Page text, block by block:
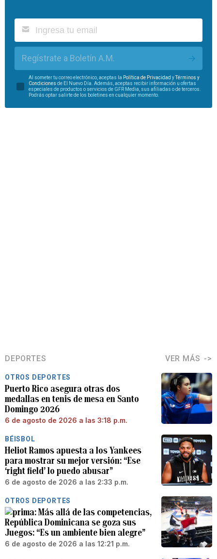
Regístrate a Boletín A.M.
Al someter tu correo electrónico, aceptas la Política de Privacidad yTérminos y
Condiciones de El Nuevo Día. Además, aceptas recibir información u ofertas
especiales de productos o servicios de GFR Media, sus afiliadas o de terceros.
Podrás optar salirte de los boletines en cualquier momento.
DEPORTES VER MÁS
OTROS DEPORTES
Puerto Rico asegura otras dos
medallas en tenis de mesa en Santo
Domingo 2026
6 de agosto de 2026 a las 3:18 p.m.
BÉISBOL
Heliot Ramos apuesta a los Yankees
para mostrar su mejor versión: “Ese
‘right field’ lo puedo abusar”
6 de agosto de 2026 a las 2:33 p.m.
OTROS DEPORTES
Más allá de las competencias,
República Dominicana se goza sus
Juegos: “Es un ambiente bien alegre”
6 de agosto de 2026 a las 12:21 p.m.